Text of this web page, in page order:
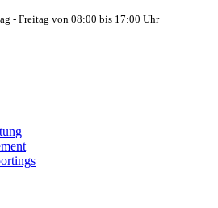
- Freitag von 08:00 bis 17:00 Uhr